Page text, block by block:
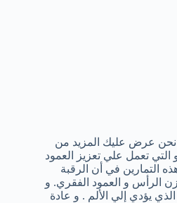
نحن عرض عليك المزيد من
التي تعمل علي تعزيز العمود
التمارين في أن الرقبة
الرأس و العمود الفقري. و
يؤدي إلي الألم . و عادة